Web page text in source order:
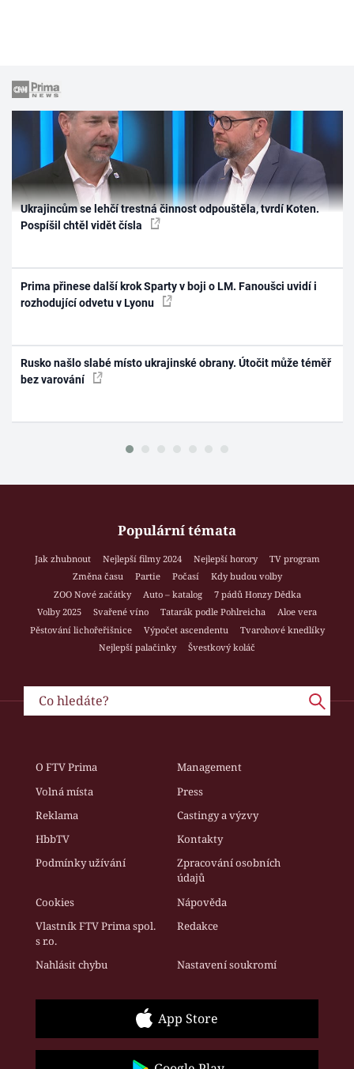
Ukrajincům se lehčí trestná činnost odpouštěla, tvrdí Koten.
Pospíšil chtěl vidět čísla
Prima přinese další krok Sparty v boji o LM. Fanoušci uvidí i
rozhodující odvetu v Lyonu
Rusko našlo slabé místo ukrajinské obrany. Útočit může téměř
bez varování
Populární témata
Jak zhubnout Nejlepší filmy 2024 Nejlepší horory
TV program
Změna času
Partie Počasí
Kdy budou volby
ZOO Nové začátky
Auto – katalog
7 pádů Honzy Dědka
Volby 2025
Svařené víno Tatarák podle Pohlreicha
Aloe vera
Pěstování lichořeřišnice
Výpočet ascendentu
Tvarohové knedlíky
Nejlepší palačinky
Švestkový koláč
O FTV Prima
Management
Volná místa
Press
Reklama
Castingy a výzvy
HbbTV
Kontakty
Podmínky užívání
Zpracování osobních
údajů
Cookies
Nápověda
Vlastník FTV Prima spol.
s r.o.
Redakce
Nahlásit chybu Nastavení soukromí
App Store